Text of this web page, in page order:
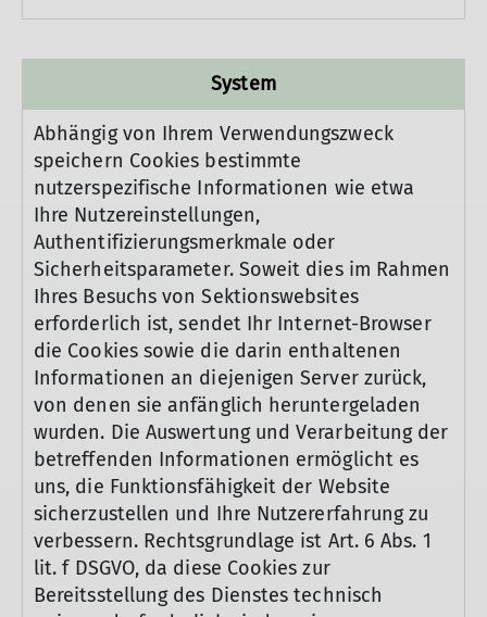
System
Abhängig von Ihrem Verwendungszweck
speichern Cookies bestimmte
nutzerspezifische Informationen wie etwa
Ihre Nutzereinstellungen,
Authentifizierungsmerkmale oder
Sicherheitsparameter. Soweit dies im Rahmen
Ihres Besuchs von Sektionswebsites
erforderlich ist, sendet Ihr Internet-Browser
die Cookies sowie die darin enthaltenen
Informationen an diejenigen Server zurück,
von denen sie anfänglich heruntergeladen
wurden. Die Auswertung und Verarbeitung der
betreffenden Informationen ermöglicht es
uns, die Funktionsfähigkeit der Website
sicherzustellen und Ihre Nutzererfahrung zu
verbessern. Rechtsgrundlage ist Art. 6 Abs. 1
lit. f DSGVO, da diese Cookies zur
Bereitsstellung des Dienstes technisch